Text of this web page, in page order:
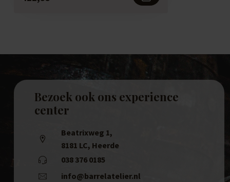
Bezoek ook ons experience
center
Beatrixweg 1,
8181 LC, Heerde
038 376 0185
info@barrelatelier.nl